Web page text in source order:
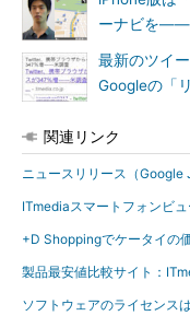
ーナビを
最新のツイ
Googleの「
関連リンク
ニュースリリース（Google
ITmediaスマートフォンビュ
+D Shoppingでケータイの
製品最安値比較サイト：
ソフトウェアのライセンス